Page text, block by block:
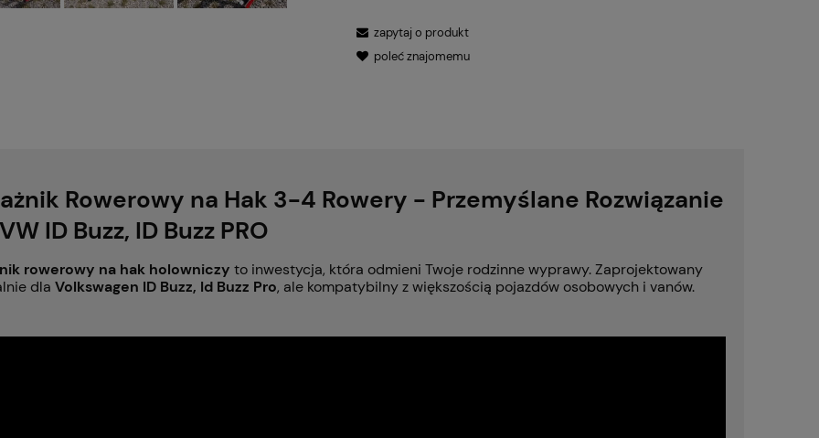
zapytaj o produkt
poleć znajomemu
Rowerowy na Hak 3-4 Rowery - Przemyślane Rozwiązanie
ID Buzz, ID Buzz PRO
rowerowy na hak holowniczy to inwestycja, która odmieni Twoje rodzinne wyprawy. Zaprojektowany
dla Volkswagen ID Buzz, Id Buzz Pro, ale kompatybilny z większością pojazdów osobowych i vanów.